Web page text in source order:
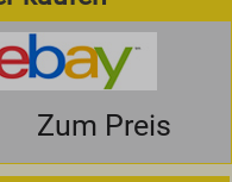
Zum Preis